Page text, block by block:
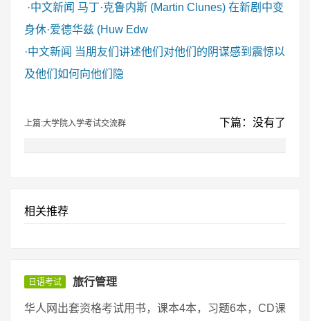
·中文新闻 马丁·克鲁内斯 (Martin Clunes) 在新剧中变
身休·爱德华兹 (Huw Edw
·中文新闻 当朋友们讲述他们对他们的阴谋感到震惊以
及他们如何向他们隐
上篇:大学院入学考试交流群 下篇：没有了
相关推荐
日语考试 旅行管理
华人网出套资格考试用书，课本4本，习题6本，CD课